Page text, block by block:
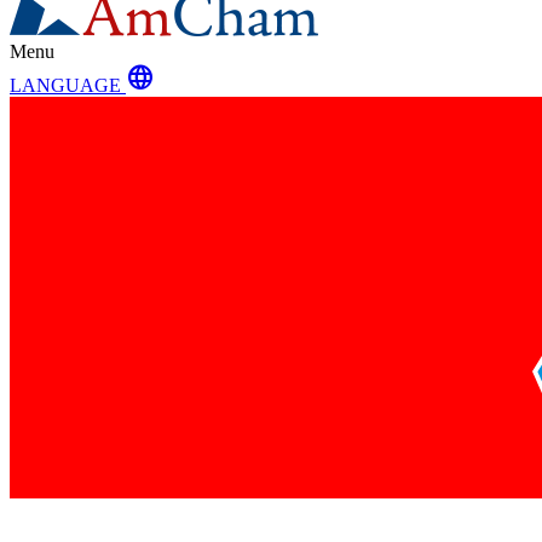
Menu
LANGUAGE language